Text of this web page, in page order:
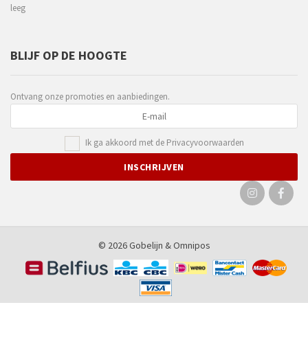
leeg
BLIJF OP DE HOOGTE
Ontvang onze promoties en aanbiedingen.
Ik ga akkoord met de Privacyvoorwaarden
© 2026 Gobelijn &Omnipos